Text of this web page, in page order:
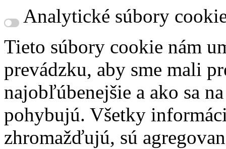
Analytické súbory
Tieto súbory cookie nám
prevádzku, aby sme mali
najobľúbenejšie a ako sa
pohybujú. Všetky
zhromažďujú, sú